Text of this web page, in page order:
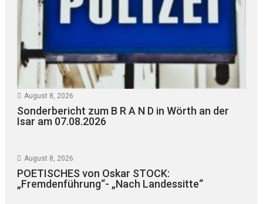
August 8, 2026
Sonderbericht zum B R A N D in Wörth an der
Isar am 07.08.2026
August 8, 2026
POETISCHES von Oskar STOCK:
„Fremdenführung“- „Nach Landessitte“